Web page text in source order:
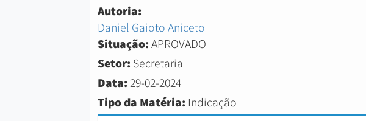
Autoria:
Daniel Gaioto Aniceto
Situação:APROVADO
Setor: Secretaria
Data:29-02-2024
Tipo da Matéria: Indicação